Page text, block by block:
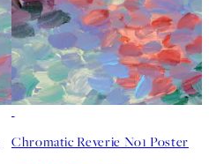
Chromatic Reverie No1 Poster